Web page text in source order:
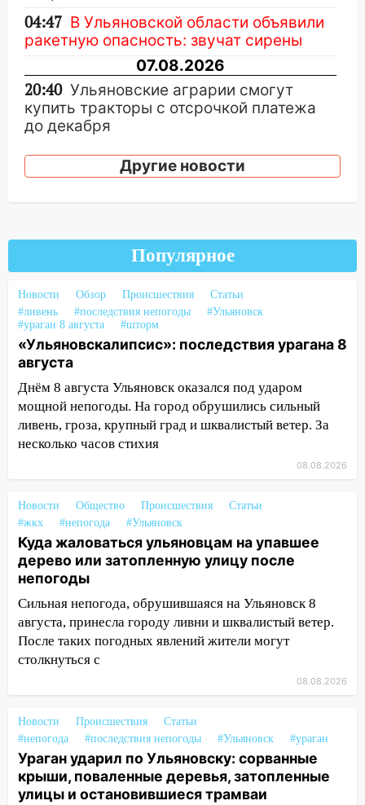
04:47 В Ульяновской области объявили
ракетную опасность: звучат сирены
07.08.2026
20:40 Ульяновские аграрии смогут
купить тракторы с отсрочкой платежа
до декабря
19:34 В следственном управлении
состоялось торжественное
Ульяновцев приглашают
поддержать «Симбирскую чебурашку»
на фестивале «ФормАРТ»
18:11 Ульяновская область стала
пилотным регионом проекта
«Культурное долголетие»
17:23 Прогноз погоды в Ульяновской
области на 8 августа
17:16 В реанимацию Ульяновской
16:51
В Чердаклинском районе
ремонтируют дороги, ставят остановки
и проводят новое освещение
16:35 В Ульяновске установили ещё
девять бункеров для крупногабаритного
мусора
16:26 В Ульяновске бесплатно покажут
матч «Волги» под открытым небом
В Ульяновском госуниверситете
цифровой ПЦР
15:47
Ульяновцы могут вернуть деньги
за абонементы закрывшегося фитнес-
клуба «Рекорд-Fitness»
Другие новости
Популярное
Новости Обзор Происшествия
Статьи
#ливень
#последствия непогоды
#Ульяновск
#ураган 8 августа
#шторм
«Ульяновскалипсис»: последствия урагана 8
августа
Днём 8 августа Ульяновск оказался под ударом
мощной непогоды. На город обрушились сильный
ливень, гроза, крупный град и шквалистый ветер. За
несколько часов стихия
08.08.2026
Новости Общество Происшествия
Статьи
#жкх
#непогода #Ульяновск
Куда жаловаться ульяновцам на упавшее
дерево или затопленную улицу после
непогоды
Сильная непогода, обрушившаяся на Ульяновск 8
августа, принесла городу ливни и шквалистый ветер.
После таких погодных явлений жители могут
столкнуться с
08.08.2026
Новости Происшествия
Статьи
#непогода
#последствия непогоды #Ульяновск #ураган
Ураган ударил по Ульяновску: сорванные
крыши, поваленные деревья, затопленные
улицы и остановившиеся трамваи